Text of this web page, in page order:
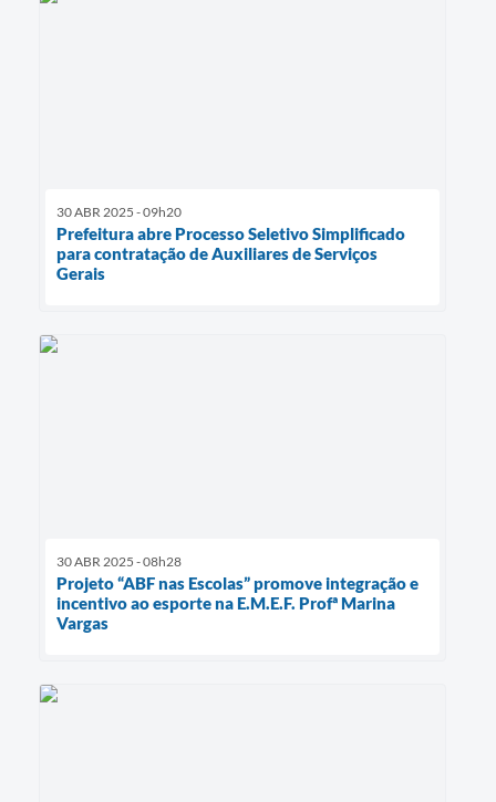
30 ABR 2025 - 09h20
Prefeitura abre Processo Seletivo Simplificado
para contratação de Auxiliares de Serviços
Gerais
30 ABR 2025 - 08h28
Projeto “ABF nas Escolas” promove integração e
incentivo ao esporte na E.M.E.F. Profª Marina
Vargas